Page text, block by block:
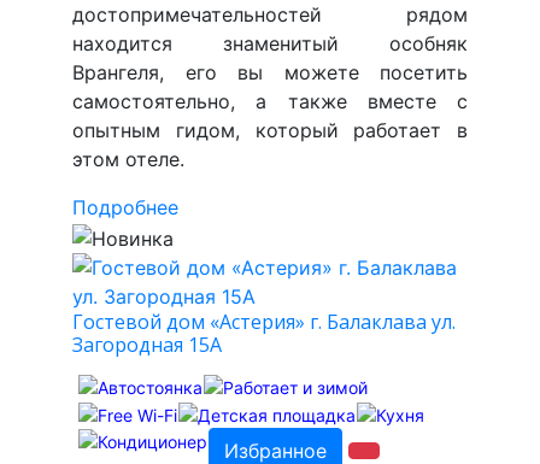
достопримечательностей рядом
находится знаменитый особняк
Врангеля, его вы можете посетить
самостоятельно, а также вместе с
опытным гидом, который работает в
этом отеле.
Подробнее
Гостевой дом «Астерия» г. Балаклава ул.
Загородная 15А
Избранное